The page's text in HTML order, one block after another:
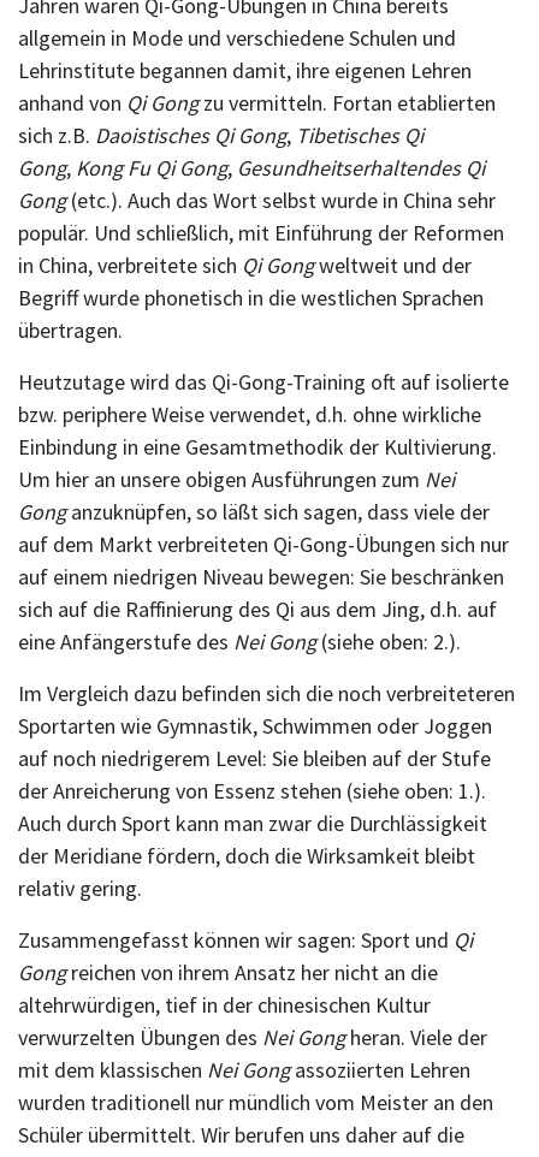
Jahren waren Qi-Gong-Übungen in China bereits
allgemein in Mode und verschiedene Schulen und
Lehrinstitute begannen damit, ihre eigenen Lehren
anhand von Qi Gongzu vermitteln. Fortan etablierten
sich z.B. Daoistisches Qi Gong, Tibetisches Qi
Gong, Kong Fu Qi Gong, Gesundheitserhaltendes Qi
Gong(etc.). Auch das Wort selbst wurde in China sehr
populär. Und schließlich, mit Einführung der Reformen
in China, verbreitete sich Qi Gongweltweit und der
Begriff wurde phonetisch in die westlichen Sprachen
übertragen.
Heutzutage wird das Qi-Gong-Training oft auf isolierte
bzw. periphere Weise verwendet, d.h. ohne wirkliche
Einbindung in eine Gesamtmethodik der Kultivierung.
Um hier an unsere obigen Ausführungen zum Nei
Gonganzuknüpfen, so läßt sich sagen, dass viele der
auf dem Markt verbreiteten Qi-Gong-Übungen sich nur
auf einem niedrigen Niveau bewegen: Sie beschränken
sich auf die Raffinierung des Qi aus dem Jing, d.h. auf
eine Anfängerstufe des Nei Gong(siehe oben: 2.).
Im Vergleich dazu befinden sich die noch verbreiteteren
Sportarten wie Gymnastik, Schwimmen oder Joggen
auf noch niedrigerem Level: Sie bleiben auf der Stufe
der Anreicherung von Essenz stehen (siehe oben: 1.).
Auch durch Sport kann man zwar die Durchlässigkeit
der Meridiane fördern, doch die Wirksamkeit bleibt
relativ gering.
Zusammengefasst können wir sagen: Sport und Qi
Gongreichen von ihrem Ansatz her nicht an die
altehrwürdigen, tief in der chinesischen Kultur
verwurzelten Übungen des Nei Gongheran. Viele der
mit dem klassischen Nei Gongassoziierten Lehren
wurden traditionell nur mündlich vom Meister an den
Schüler übermittelt. Wir berufen uns daher auf die